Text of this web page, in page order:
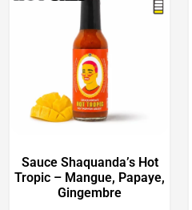
Sauce Shaquanda’s Hot
Tropic – Mangue, Papaye,
Gingembre